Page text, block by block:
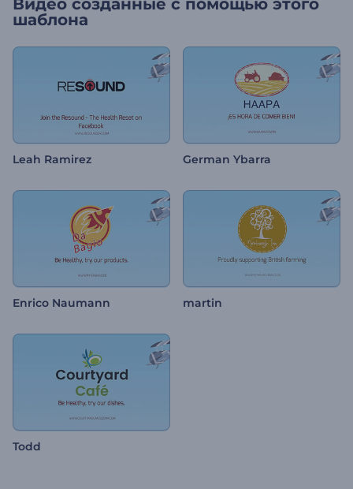
Видео созданные с помощью этого
шаблона
Leah Ramirez German Ybarra
Enrico Naumann martin
Todd